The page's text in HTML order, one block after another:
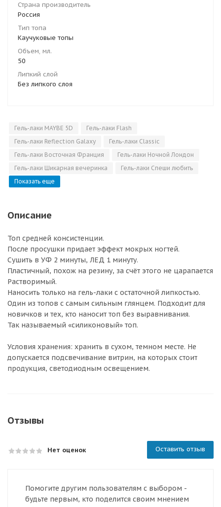
Страна производитель
Россия
Тип топа
Каучуковые топы
Объем, мл.
50
Липкий слой
Без липкого слоя
Гель-лаки MAYBE 5D
Гель-лаки Flash
Гель-лаки Reflection Galaxy
Гель-лаки Classic
Гель-лаки Восточная Франция
Гель-лаки Ночной Лондон
Гель-лаки Шикарная вечеринка
Гель-лаки Спеши любить
Показать еще
Описание
Топ средней консистенции.
После просушки придает эффект мокрых ногтей.
Сушить в УФ 2 минуты, ЛЕД 1 минуту.
Пластичный, похож на резину, за счёт этого не царапается
Растворимый.
Наносить только на гель-лаки с остаточной липкостью.
Один из топов с самым сильным глянцем. Подходит для
новичков и тех, кто наносит топ без выравнивания.
Так называемый «силиконовый» топ.
Условия хранения: хранить в сухом, темном месте. Не
допускается подсвечивание витрин, на которых стоит
продукция, светодиодным освещением.
Отзывы
Нет оценок Оставить отзыв
Помогите другим пользователям с выбором -
будьте первым, кто поделится своим мнением